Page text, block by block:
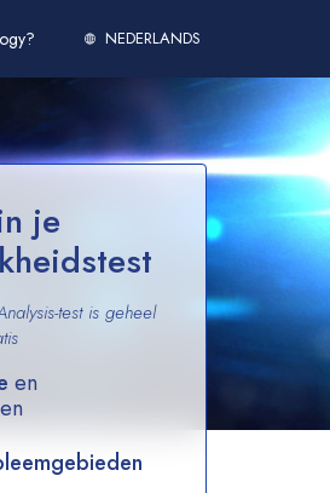
NEDERLANDS
je
test is geheel
en